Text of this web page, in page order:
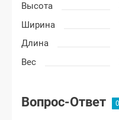
Высота
Ширина
Длина
Вес
Вопрос-Ответ